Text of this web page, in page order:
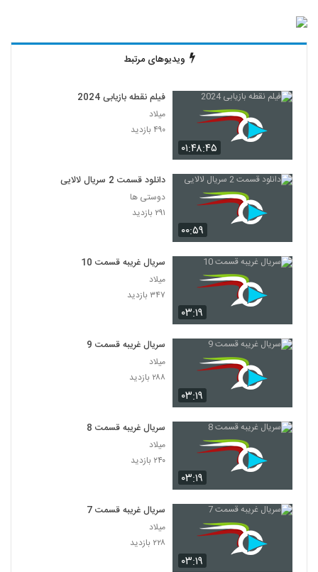
ویدیوهای مرتبط
۰۱:۴۸:۴۵
فیلم نقطه بازیابی 2024
میلاد
۴۹۰ بازدید
۰۰:۵۹
دانلود قسمت 2 سریال لالایی
دوستی ها
۲۹۱ بازدید
۰۳:۱۹
سریال غریبه قسمت 10
میلاد
۳۴۷ بازدید
۰۳:۱۹
سریال غریبه قسمت 9
میلاد
۲۸۸ بازدید
۰۳:۱۹
سریال غریبه قسمت 8
میلاد
۲۴۰ بازدید
۰۳:۱۹
سریال غریبه قسمت 7
میلاد
۲۲۸ بازدید